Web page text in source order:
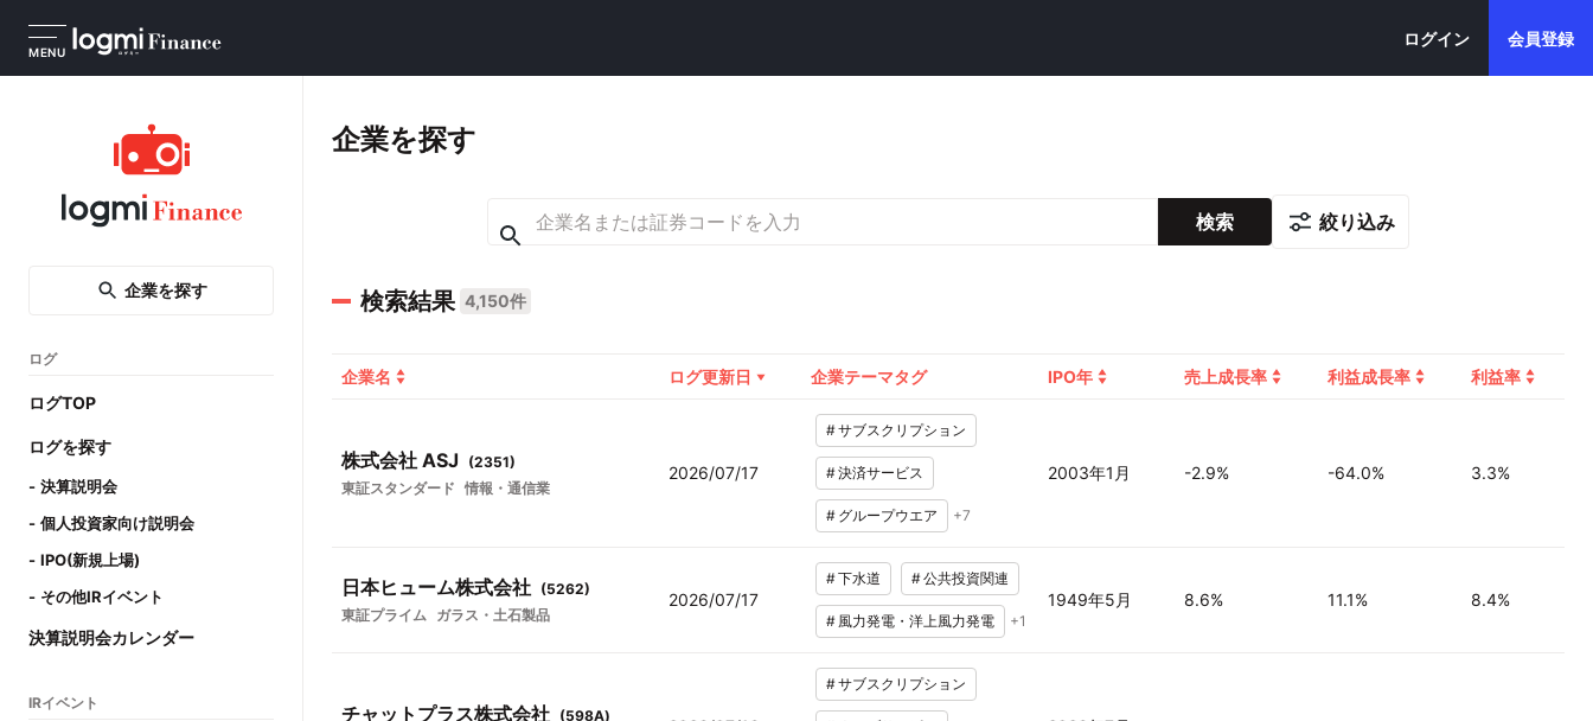
MENU
ログイン 会員登録
企業を探す
ログ
ログTOP
ログを探す
決算説明会
個人投資家向け説明会
IPO(新規上場)
その他IRイベント
決算説明会カレンダー
IRイベント
企業を探す
検索 絞り込み
検索結果 4,150件
企業名 ログ更新日 企業テーマタグ IPO年 売上成長率 利益成長率 利益率
株式会社 ASJ (2351)
東証スタンダード 情報・通信業
2026/07/17
#サブスクリプション
#決済サービス
# グループウエア +7
2003年1月 -2.9% -64.0% 3.3%
日本ヒューム株式会社 (5262)
東証プライム ガラス・土石製品
2026/07/17
#下水道 #公共投資関連
# 風力発電・洋上風力発電 +1
1949年5月 8.6% 11.1% 8.4%
チャットプラス株式会社 (598A)
#サブスクリプション